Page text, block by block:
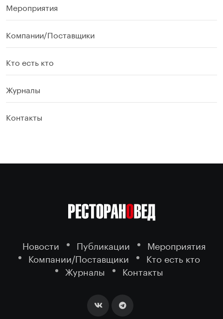
Мероприятия
Компании/Поставщики
Кто есть кто
Журналы
Контакты
Новости Публикации
Мероприятия
Компании/Поставщики
Кто есть кто
Журналы
Контакты